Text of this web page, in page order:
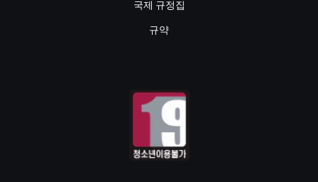
국제 규정집
규약